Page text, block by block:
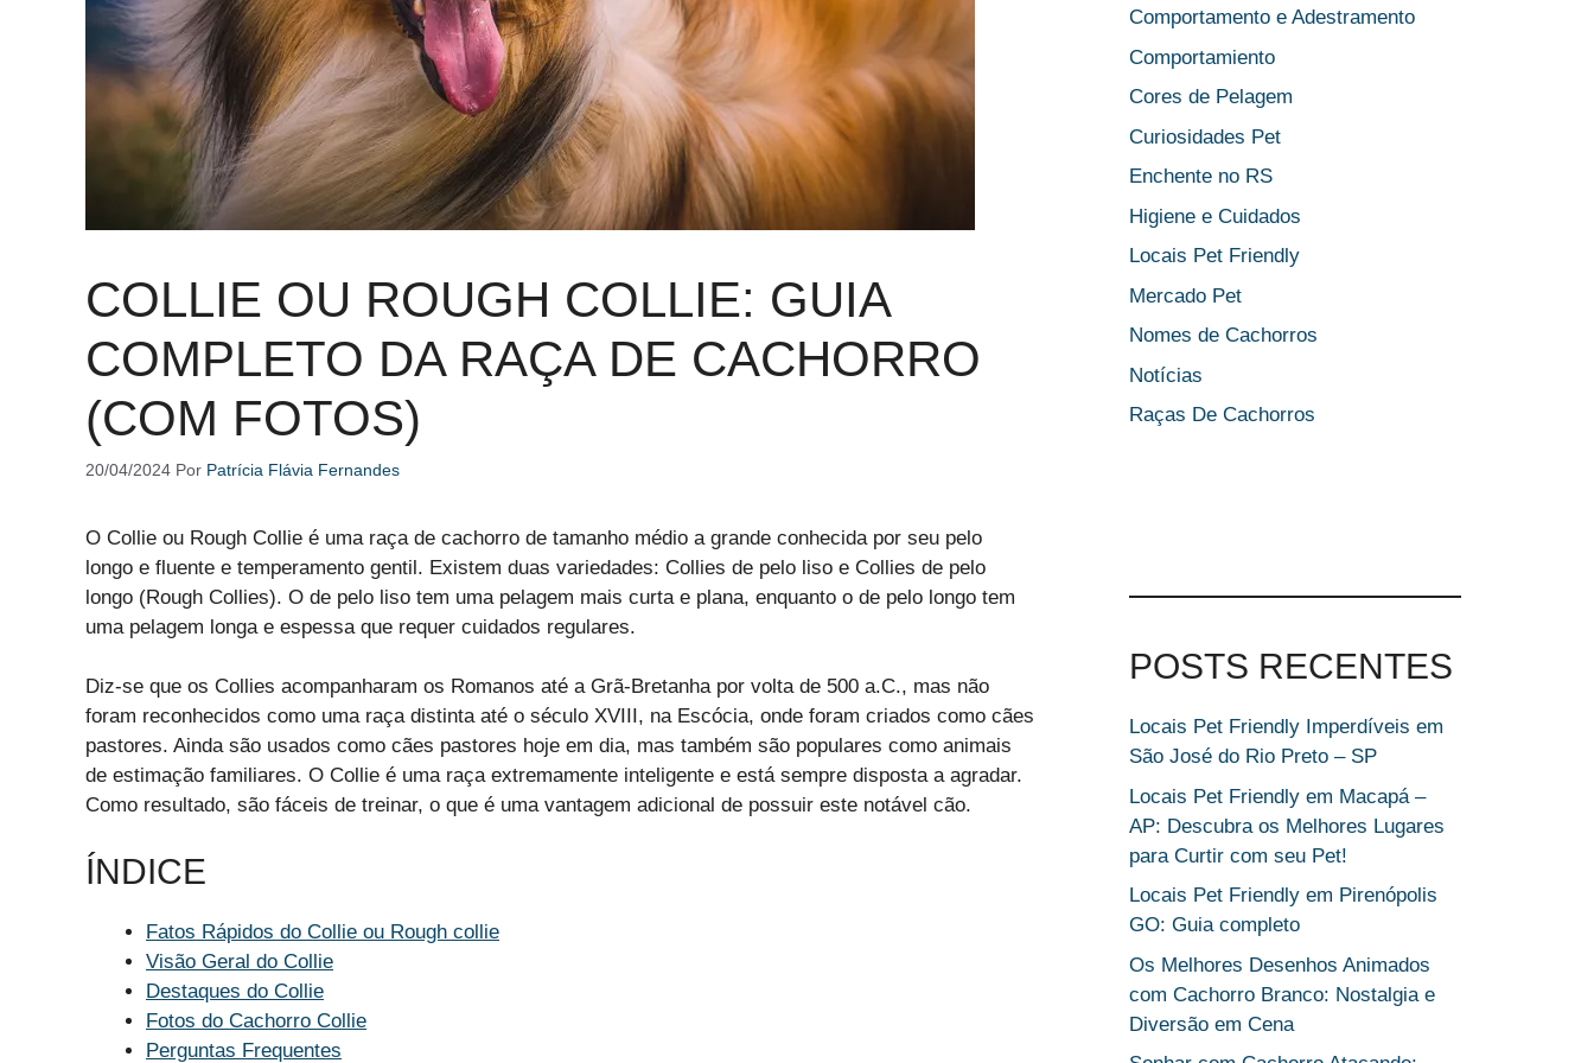
COLLIE OU ROUGH COLLIE: GUIA
COMPLETO DA RAÇA DE CACHORRO
(COM FOTOS)
20/04/2024 Por Patrícia Flávia Fernandes
O Collie ou Rough Collie é uma raça de cachorro de tamanho médio a grande conhecida por seu pelo
longo e fluente e temperamento gentil. Existem duas variedades: Collies de pelo liso e Collies de pelo
longo (Rough Collies). O de pelo liso tem uma pelagem mais curta e plana, enquanto o de pelo longo tem
uma pelagem longa e espessa que requer cuidados regulares.
Diz-se que os Collies acompanharam os Romanos até a Grã-Bretanha por volta de 500 a.C., mas não
foram reconhecidos como uma raça distinta até o século XVIII, na Escócia, onde foram criados como cães
pastores. Ainda são usados como cães pastores hoje em dia, mas também são populares como animais
de estimação familiares. O Collie é uma raça extremamente inteligente e está sempre disposta a agradar.
Como resultado, são fáceis de treinar, o que é uma vantagem adicional de possuir este notável cão.
ÍNDICE
Fatos Rápidos do Collie ou Rough collie
Visão Geral do Collie
Destaques do Collie
Fotos do Cachorro Collie
Perguntas Frequentes
Comportamento e Adestramento
Comportamiento
Cores de Pelagem
Curiosidades Pet
Enchente no RS
Higiene e Cuidados
Locais Pet Friendly
Mercado Pet
Nomes de Cachorros
Notícias
Raças De Cachorros
POSTS RECENTES
Locais Pet Friendly Imperdíveis em
São José do Rio Preto – SP
Locais Pet Friendly em Macapá –
AP: Descubra os Melhores Lugares
para Curtir com seu Pet!
Locais Pet Friendly em Pirenópolis
GO: Guia completo
Os Melhores Desenhos Animados
com Cachorro Branco: Nostalgia e
Diversão em Cena